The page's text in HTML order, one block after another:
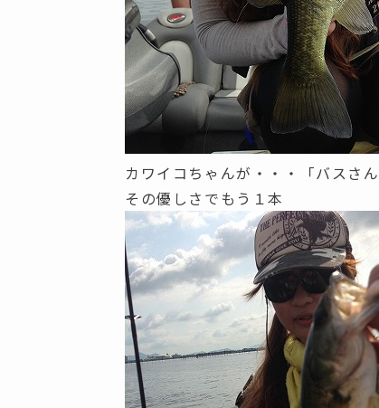
カワイコちゃんが・・・「バスさ
その優しさでもう１本